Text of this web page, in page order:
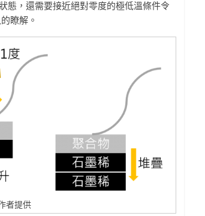
態，還需要接近絕對零度的極低溫條件令
瞭解。
者提供